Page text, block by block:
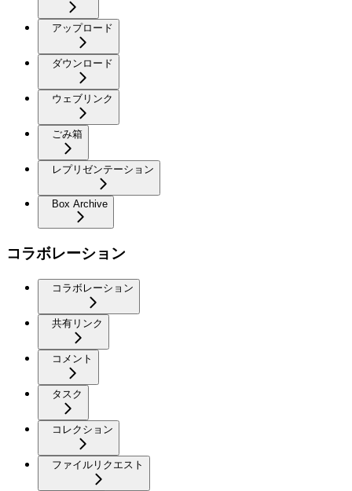
アップロード
ダウンロード
ウェブリンク
ごみ箱
レプリゼンテーション
Box Archive
コラボレーション
コラボレーション
共有リンク
コメント
タスク
コレクション
ファイルリクエスト